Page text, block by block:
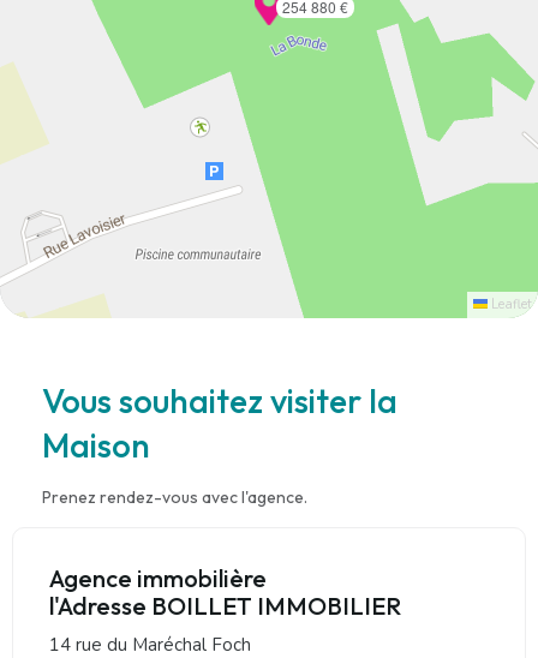
254 880 €
Leaflet
Vous souhaitez visiter la
Maison
Prenez rendez-vous avec l'agence.
Agence immobilière
l'Adresse BOILLET IMMOBILIER
14 rue du Maréchal Foch